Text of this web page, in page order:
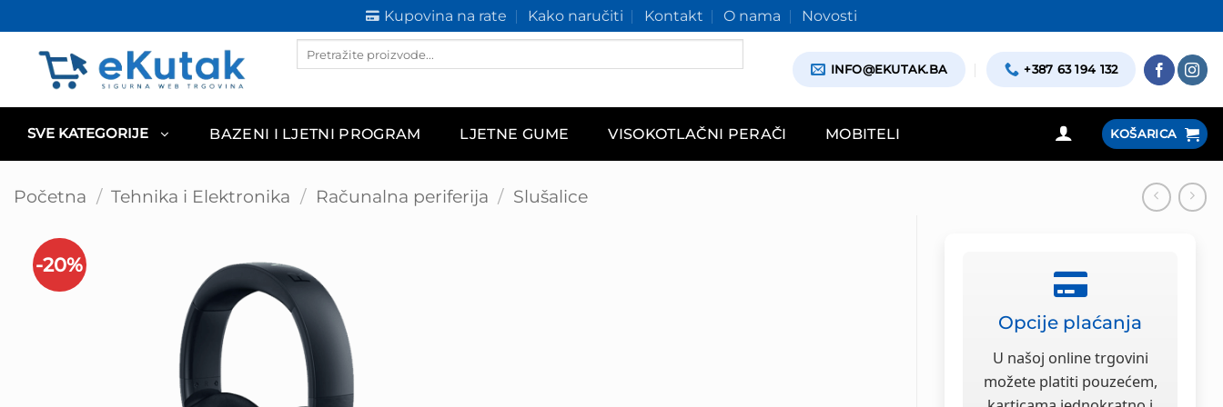
to
content
Kupovina na rate Kako naručiti Kontakt O nama Novosti
Products
INFO@EKUTAK.BA +387 63 194 132
SVE KATEGORIJE BAZENI I LJETNI PROGRAM LJETNE GUME VISOKOTLAČNI PERAČI MOBITELI KOŠARICA
Početna / Tehnika i Elektronika / Računalna periferija / Slušalice
Opcije plaćanja
U našoj online trgovini
možete platiti pouzećem,
-20%